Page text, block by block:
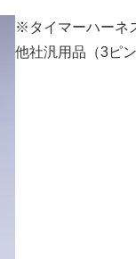
※タイマーハーネ
他社汎用品（3ピ